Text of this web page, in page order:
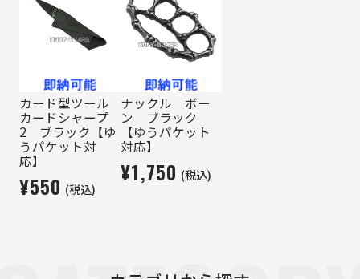
カード型ツール
カードシャープ
2 ブラック【ゆ
うパケット対
応】
¥550 (税込)
ナックル ボー
ン ブラック
【ゆうパケット
対応】
¥1,750 (税込)